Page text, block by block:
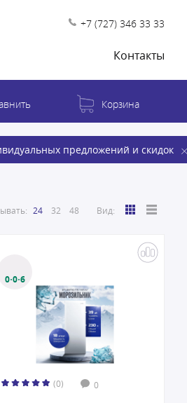
+7 (727) 346 33 33
Контакты
предложений и скидок
Корзина
24 32 48 Вид:
0·0·6
(0) 0